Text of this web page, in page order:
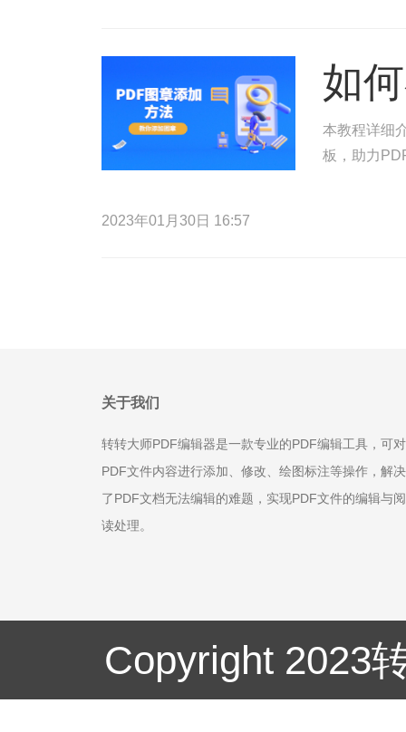
如
本教程详细
板，助力
2023年01月30日 16:57
关于我们
转转大师PDF编辑器是一款专业的PDF编辑工具，可对
PDF文件内容进行添加、修改、绘图标注等操作，解决
了PDF文档无法编辑的难题，实现PDF文件的编辑与阅
读处理。
Copyright 2023